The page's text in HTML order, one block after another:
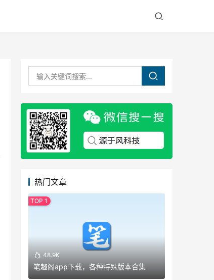
热门文章
48.9K
笔趣阁app下载，各种特殊版本合集